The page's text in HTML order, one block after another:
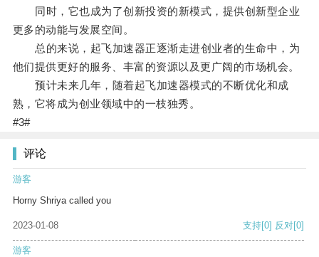
同时，它也成为了创新投资的新模式，提供创新型企业
更多的动能与发展空间。
总的来说，起飞加速器正逐渐走进创业者的生命中，为
他们提供更好的服务、丰富的资源以及更广阔的市场机会。
预计未来几年，随着起飞加速器模式的不断优化和成
熟，它将成为创业领域中的一枝独秀。
#3#
评论
游客
Horny Shriya called you
2023-01-08 支持[0] 反对[0]
游客